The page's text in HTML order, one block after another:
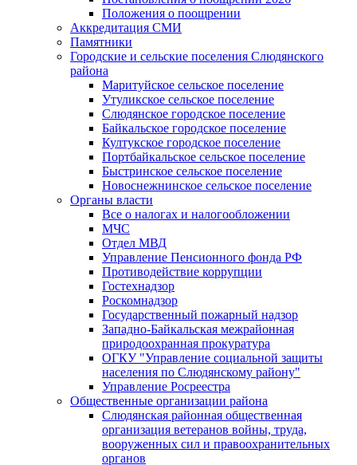
Положения о поощрении
Аккредитация СМИ
Памятники
Городские и сельские поселения Слюдянского
района
Маритуйское сельское поселение
Утуликское сельское поселение
Слюдянское городское поселение
Байкальское городское поселение
Култукское городское поселение
Портбайкальское сельское поселение
Быстринское сельское поселение
Новоснежнинское сельское поселение
Органы власти
Все о налогах и налогообложении
МЧС
Отдел МВД
Управление Пенсионного фонда РФ
Противодействие коррупции
Гостехнадзор
Роскомнадзор
Государственный пожарный надзор
Западно-Байкальская межрайонная
природоохранная прокуратура
ОГКУ "Управление социальной защиты
населения по Слюдянскому району"
Управление Росреестра
Общественные организации района
Слюдянская районная общественная
организация ветеранов войны, труда,
вооруженных сил и правоохранительных
органов